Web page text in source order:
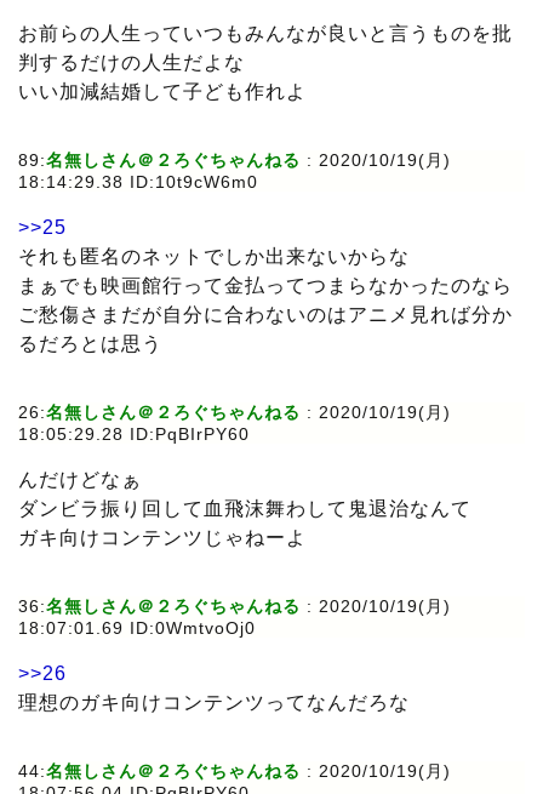
お前らの人生っていつもみんなが良いと言うものを批
判するだけの人生だよな
いい加減結婚して子ども作れよ
89:名無しさん＠２ろぐちゃんねる : 2020/10/19(月)
18:14:29.38 ID:10t9cW6m0
>>25
それも匿名のネットでしか出来ないからな
まぁでも映画館行って金払ってつまらなかったのなら
ご愁傷さまだが自分に合わないのはアニメ見れば分か
るだろとは思う
26:名無しさん＠２ろぐちゃんねる : 2020/10/19(月)
18:05:29.28 ID:PqBIrPY60
んだけどなぁ
ダンビラ振り回して血飛沫舞わして鬼退治なんて
ガキ向けコンテンツじゃねーよ
36:名無しさん＠２ろぐちゃんねる : 2020/10/19(月)
18:07:01.69 ID:0WmtvoOj0
>>26
理想のガキ向けコンテンツってなんだろな
44:名無しさん＠２ろぐちゃんねる : 2020/10/19(月)